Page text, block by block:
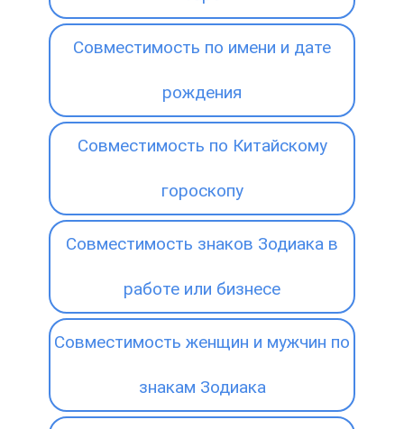
Совместимость по имени и дате
рождения
Совместимость по Китайскому
гороскопу
Совместимость знаков Зодиака в
работе или бизнесе
Совместимость женщин и мужчин по
знакам Зодиака